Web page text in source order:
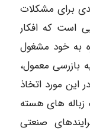
برای مشکلات
است که افکار
به خود مشغول
بازرسی معمول،
مورد اتخاذ
زباله های هسته
صنعتی